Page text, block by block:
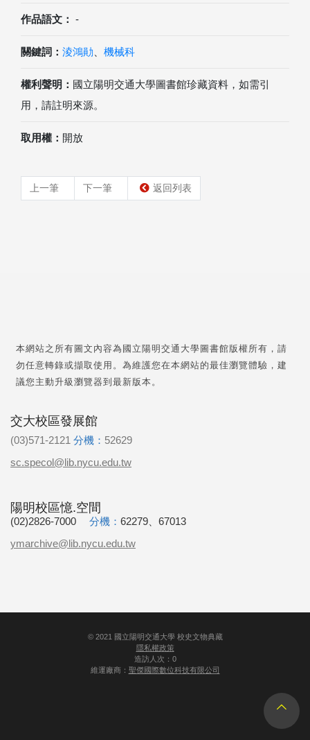
作品語文： -
關鍵詞： 淩鴻勛 機械科
權利聲明： 國立陽明交通大學圖書館珍藏資料，如需引
用，請註明來源。
取用權： 開放
上一筆 下一筆 返回列表
本網站之所有圖文內容為國立陽明交通大學圖書館版權所有，請
勿任意轉錄或擷取使用。為維護您在本網站的最佳瀏覽體驗，建
議您主動升級瀏覽器到最新版本。
交大校區發展館
(03)571-2121 分機： 52629
sc.specol@lib.nycu.edu.tw
陽明校區憶.空間
(02)2826-7000 分機： 62279、67013
ymarchive@lib.nycu.edu.tw
© 2021 國立陽明交通大學 校史文物典藏
隱私權政策
造訪人次：0
維運廠商： 聖傑國際數位科技有限公司